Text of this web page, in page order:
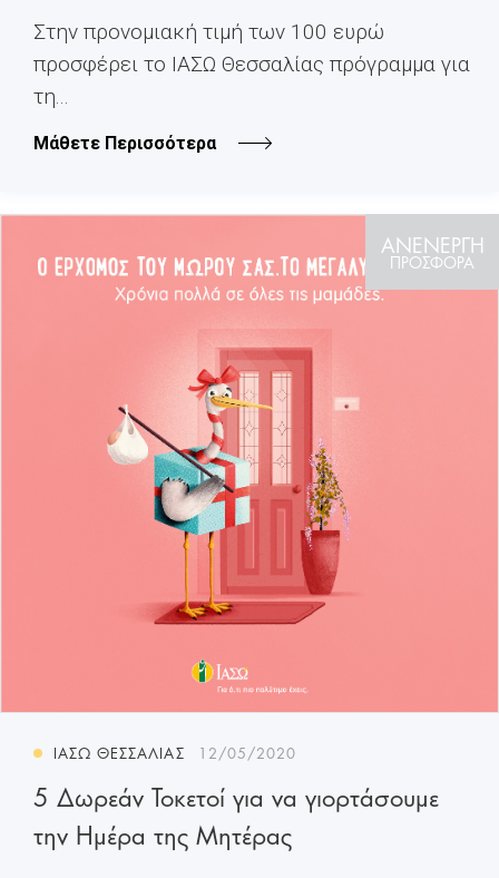
Στην προνομιακή τιμή των 100 ευρώ
προσφέρει το ΙΑΣΩ Θεσσαλίας πρόγραμμα για
τη...
Μάθετε Περισσότερα
ΑΝΕΝΕΡΓΗ
ΠΡΟΣΦΟΡΑ
ΙΑΣΩ ΘΕΣΣΑΛΊΑΣ 12/05/2020
5 Δωρεάν Τοκετοί για να γιορτάσουμε
την Ημέρα της Μητέρας